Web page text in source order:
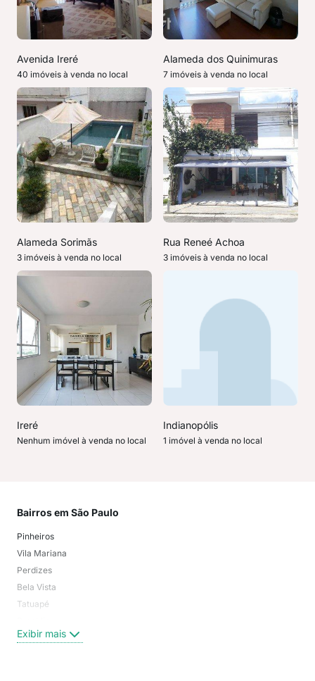
Avenida Ireré
40 imóveis à venda no local
Alameda dos Quinimuras
7 imóveis à venda no local
Alameda Sorimãs
3 imóveis à venda no local
Rua Reneé Achoa
3 imóveis à venda no local
Ireré
Nenhum imóvel à venda no local
Indianopólis
1 imóvel à venda no local
Bairros em São Paulo
Pinheiros
Vila Mariana
Perdizes
Bela Vista
Tatuapé
Centro
Exibir mais